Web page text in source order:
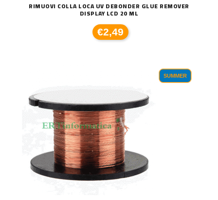
RIMUOVI COLLA LOCA UV DEBONDER GLUE REMOVER
DISPLAY LCD 20 ML
€2,49
SUMMER